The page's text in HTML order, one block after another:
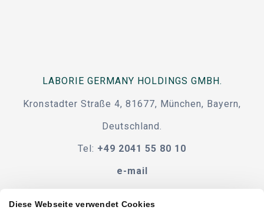
Diese Webseite verwendet Cookies
LABORIE GERMANY HOLDINGS GMBH.
Kronstadter Straße 4, 81677, München, Bayern,
Deutschland.
Tel: +49 2041 55 80 10
e-mail